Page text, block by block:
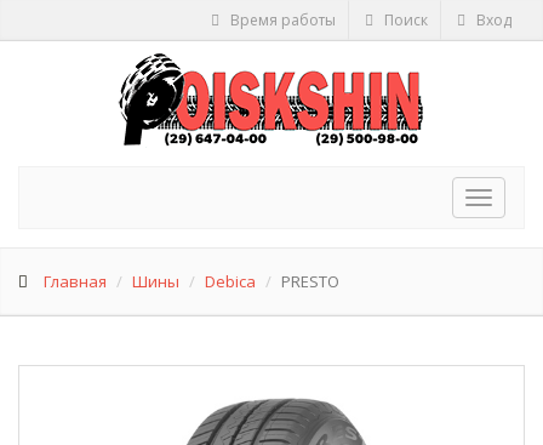
Время работы Поиск Вход
Toggle
Главная Шины Debica PRESTO